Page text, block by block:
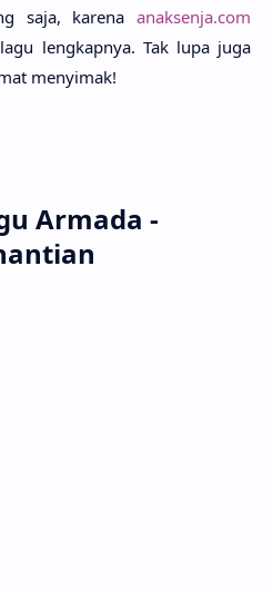
saja, kare­na anaksenja.com
lengkap­nya. Tak lupa juga
menyi­mak!
Armada -